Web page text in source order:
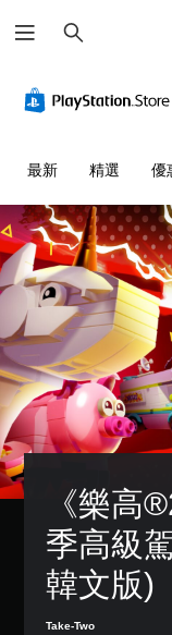
尋
最新 精選 優
《樂高
季高級
韓文版)
Take-Two